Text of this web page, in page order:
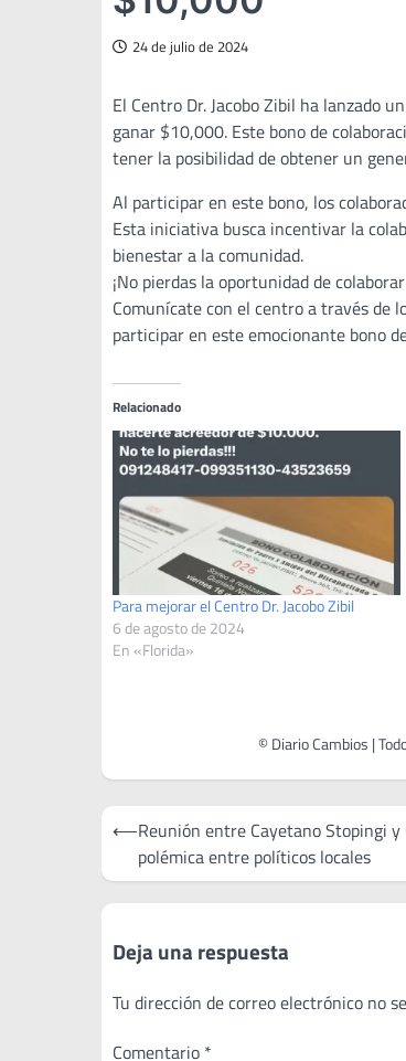
24 de julio de 2024
El Centro Dr. Jacobo Zibil ha lanzado
ganar $10,000. Este bono de
tener la posibilidad de obtener un
Al participar en este bono, los
Esta iniciativa busca incentivar la
bienestar a la comunidad.
¡No pierdas la oportunidad de
Comunícate con el centro a través
participar en este emocionante bono
Relacionado
Para mejorar el Centro Dr. Jacobo Zibil
6 de agosto de 2024
En «Florida»
Navegación
entradas
⟵Reunión entre Cayetano Stopingi y
polémica entre políticos locales
Deja una respuesta
Tu dirección de correo electrónico no
Comentario *